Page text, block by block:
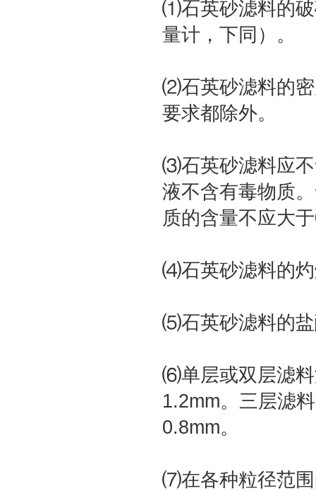
⑴石英砂滤料的破
量计，下同）。
⑵石英砂滤料的密
要求都除外。
⑶石英砂滤料应不
液不含有毒物质
质的含量不应大
⑷石英砂滤料的
⑸石英砂滤料的
⑹单层或双层滤料
1.2mm。三层滤
0.8mm。
⑺在各种粒径范围